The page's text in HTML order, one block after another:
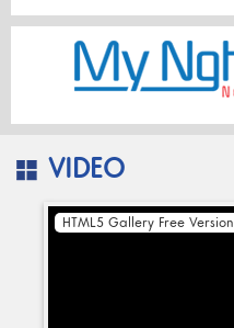
VIDEO
HTML5 Gallery Free Version